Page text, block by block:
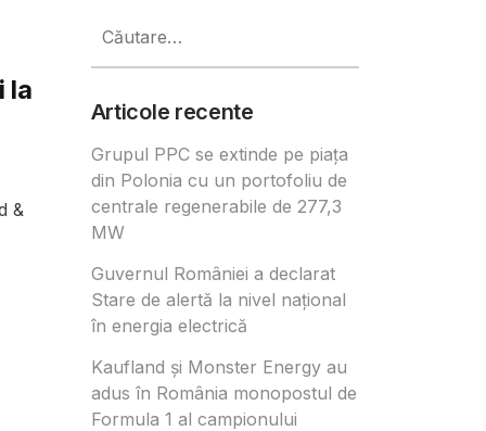
la
&
după:
Articole recente
Grupul PPC se extinde pe piața
din Polonia cu un portofoliu de
centrale regenerabile de 277,3
MW
Guvernul României a declarat
Stare de alertă la nivel național
în energia electrică
Kaufland și Monster Energy au
adus în România monopostul de
Formula 1 al campionului